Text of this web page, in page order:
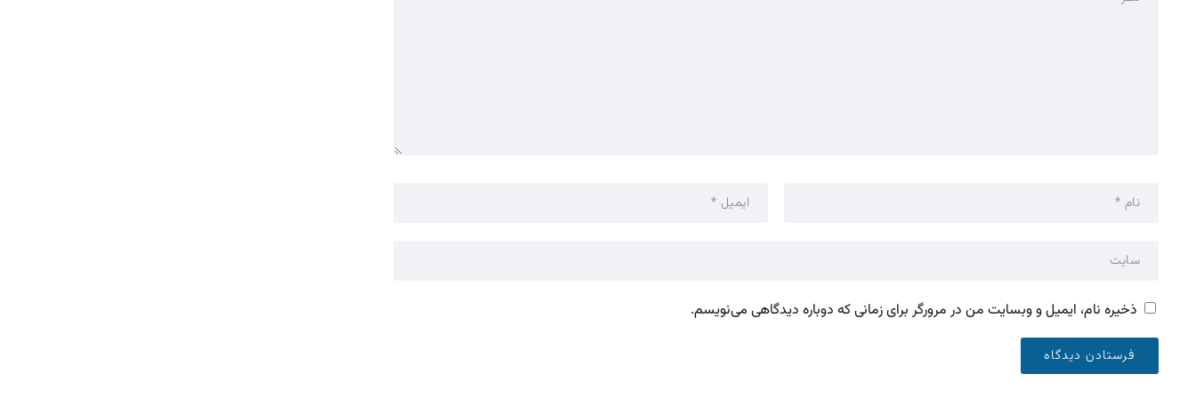
ذخیره نام، ایمیل و وبسایت من در مرورگر برای زمانی که دوباره دیدگاهی می‌نویسم.